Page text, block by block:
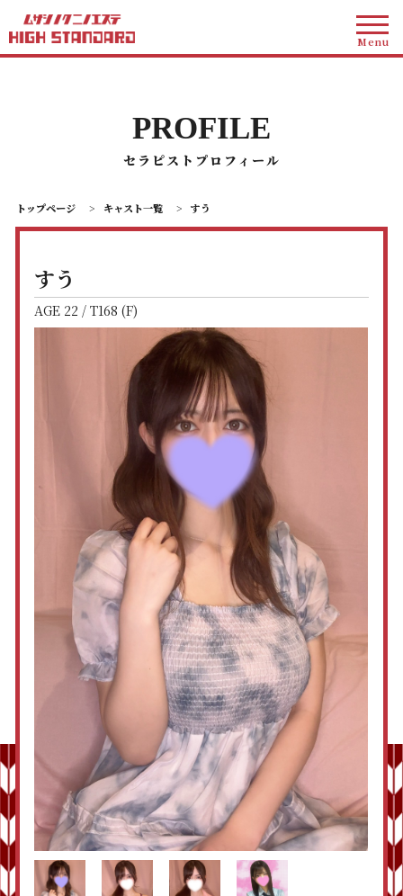
Menu
セラピストプロフィール
PROFILE
トップページ > キャスト一覧 > すう
すう
AGE 22 / T168 (F)